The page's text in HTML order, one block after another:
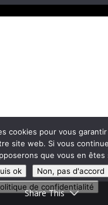
Share This
cookies pour vous
site web. Si vous
que vous en êtes
ok
Non, pas d'accord
de confidentialité